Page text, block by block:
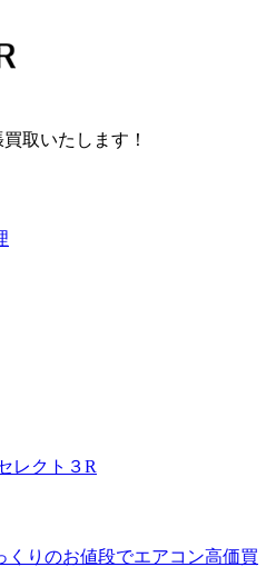
取いたします！
レクト３R
くりのお値段でエアコン高価買